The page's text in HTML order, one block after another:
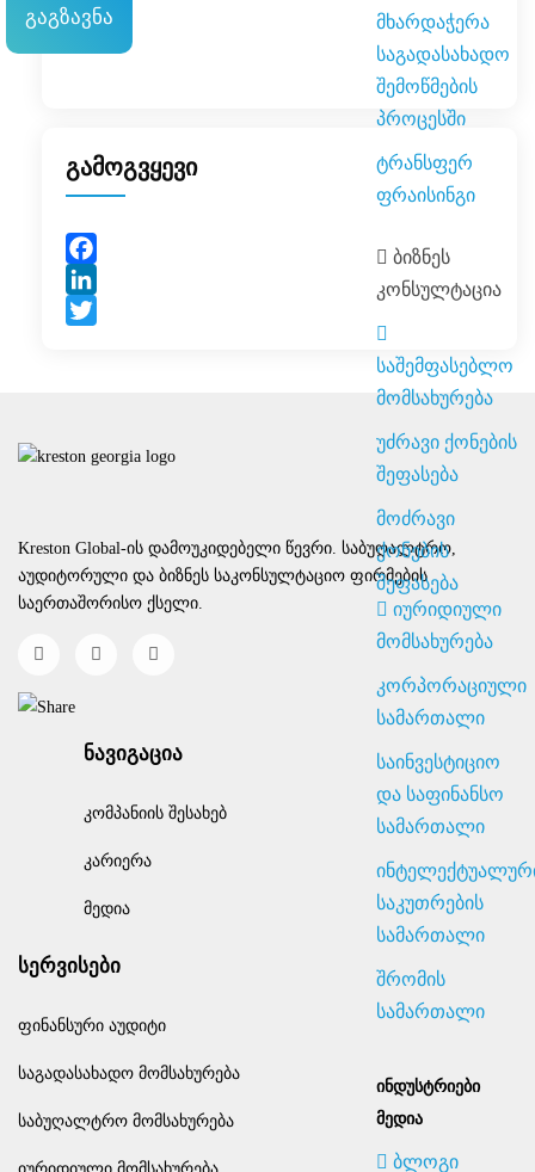
მხარდაჭერა
საგადასახადო
შემოწმების
პროცესში
ტრანსფერ
ფრაისინგი
ბიზნეს
კონსულტაცია
საშემფასებლო
მომსახურება
უძრავი ქონების
შეფასება
მოძრავი
ქონების
შეფასება
იურიდიული
მომსახურება
კორპორაციული
სამართალი
საინვესტიციო
და საფინანსო
სამართალი
ინტელექტუალური
საკუთრების
სამართალი
შრომის
სამართალი
ᲘᲜᲓᲣᲡᲢᲠᲘᲔᲑᲘ
ᲛᲔᲓᲘᲐ
ბლოგი
გამოგვყევი
Facebook
LinkedIn
Kreston Global-ის დამოუკიდებელი წევრი. საბუღალტრო,
აუდიტორული და ბიზნეს საკონსულტაციო ფირმების
საერთაშორისო ქსელი.
ნავიგაცია
კომპანიის შესახებ
კარიერა
მედია
სერვისები
ფინანსური აუდიტი
საგადასახადო მომსახურება
საბუღალტრო მომსახურება